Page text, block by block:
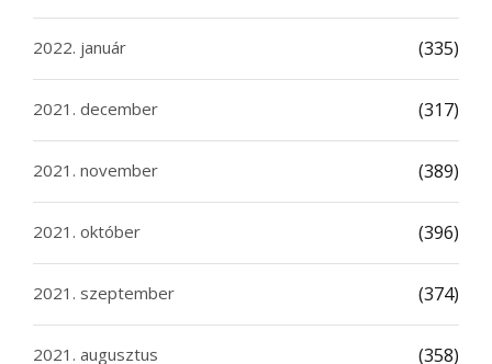
2022. január (335)
2021. december (317)
2021. november (389)
2021. október (396)
2021. szeptember (374)
2021. augusztus (358)